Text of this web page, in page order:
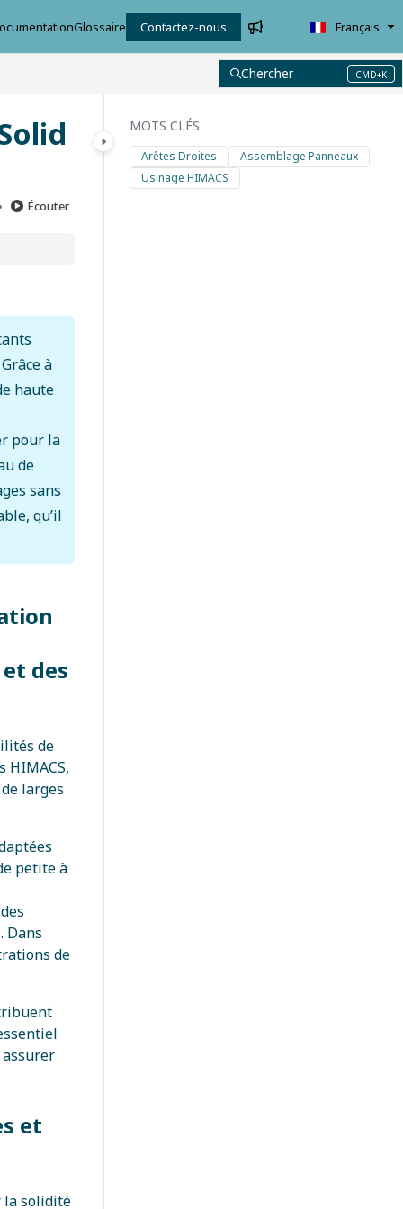
Glossaire Contactez-nous Français
Chercher CMD+K
Press CMD+K to open search
Écouter
à
haute
pour la
de
sans
qu’il
des
de
HIMACS,
larges
petite à
Dans
de
assurer
et
la solidité
MOTS CLÉS
Arêtes Droites
Assemblage Panneaux
Usinage HIMACS